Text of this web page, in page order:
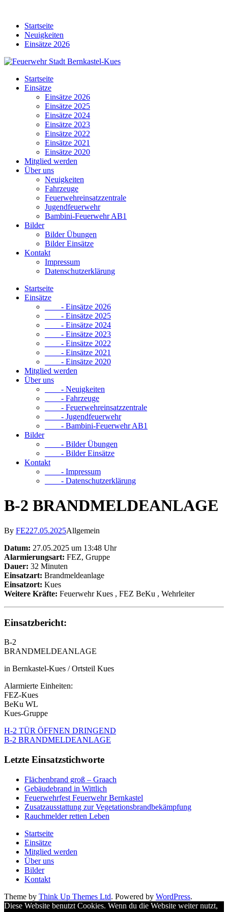
contentStartseite
Neuigkeiten
Einsätze 2026
Startseite
Einsätze
Einsätze 2026
Einsätze 2025
Einsätze 2024
Einsätze 2023
Einsätze 2022
Einsätze 2021
Einsätze 2020
Mitglied werden
Über uns
Neuigkeiten
Fahrzeuge
Feuerwehreinsatzzentrale
Jugendfeuerwehr
Bambini-Feuerwehr AB1
Bilder
Bilder Übungen
Bilder Einsätze
Kontakt
Impressum
Datenschutzerklärung
Startseite
Einsätze
- Einsätze 2026
- Einsätze 2025
- Einsätze 2024
- Einsätze 2023
- Einsätze 2022
- Einsätze 2021
- Einsätze 2020
Mitglied werden
Über uns
- Neuigkeiten
- Fahrzeuge
- Feuerwehreinsatzzentrale
- Jugendfeuerwehr
- Bambini-Feuerwehr AB1
Bilder
- Bilder Übungen
- Bilder Einsätze
Kontakt
- Impressum
- Datenschutzerklärung
B-2 BRANDMELDEANLAGE
By FE227.05.2025Allgemein
Datum: 27.05.2025 um 13:48 Uhr
Alarmierungsart: FEZ, Gruppe
Dauer: 32 Minuten
Einsatzart: Brandmeldeanlage
Einsatzort: Kues
Weitere Kräfte: Feuerwehr Kues , FEZ BeKu , Wehrleiter
Einsatzbericht:
B-2
BRANDMELDEANLAGE
in Bernkastel-Kues / Ortsteil Kues
Alarmierte Einheiten:
FEZ-Kues
BeKu WL
Kues-Gruppe
H-2 TÜR ÖFFNEN DRINGEND
B-2 BRANDMELDEANLAGE
Letzte Einsatzstichworte
Flächenbrand groß – Graach
Gebäudebrand in Wittlich
Feuerwehrfest Feuerwehr Bernkastel
Zusatzausstattung zur Vegetationsbrandbekämpfung
Rauchmelder retten Leben
Startseite
Einsätze
Mitglied werden
Über uns
Bilder
Kontakt
Theme by Think Up Themes Ltd. Powered by WordPress.
Diese Website benutzt Cookies. Wenn du die Website weiter nutzt,